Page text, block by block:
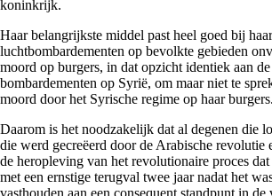
koninkrijk.
Haar belangrijkste middel past heel goed bij
luchtbombardementen op bevolkte gebieden
moord op burgers, in dat opzicht identiek aan
bombardementen op Syrië, om maar niet te
moord door het Syrische regime op haar burgers.
Daarom is het noodzakelijk dat al degenen die
die werd gecreëerd door de Arabische revolutie
de heropleving van het revolutionaire proces
met een ernstige terugval twee jaar nadat het
vasthouden aan een consequent standpunt in